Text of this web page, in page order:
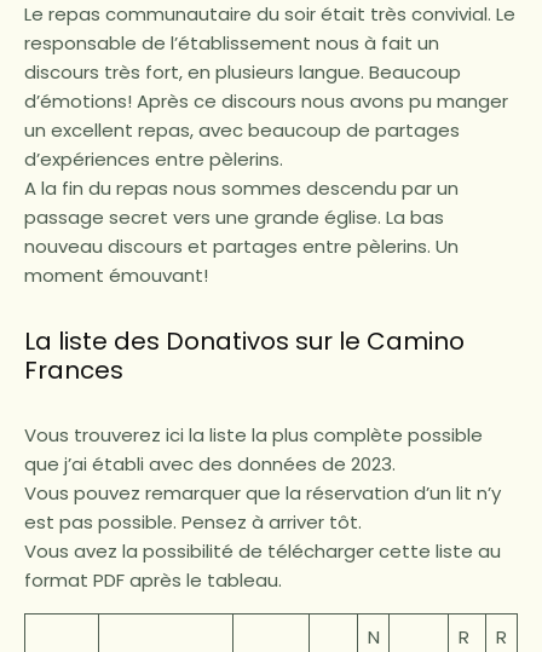
Le repas communautaire du soir était très convivial. Le
responsable de l’établissement nous à fait un
discours très fort, en plusieurs langue. Beaucoup
d’émotions! Après ce discours nous avons pu manger
un excellent repas, avec beaucoup de partages
d’expériences entre pèlerins.
A la fin du repas nous sommes descendu par un
passage secret vers une grande église. La bas
nouveau discours et partages entre pèlerins. Un
moment émouvant!
La liste des Donativos sur le Camino
Frances
Vous trouverez ici la liste la plus complète possible
que j’ai établi avec des données de 2023.
Vous pouvez remarquer que la réservation d’un lit n’y
est pas possible. Pensez à arriver tôt.
Vous avez la possibilité de télécharger cette liste au
format PDF après le tableau.
N
R
R